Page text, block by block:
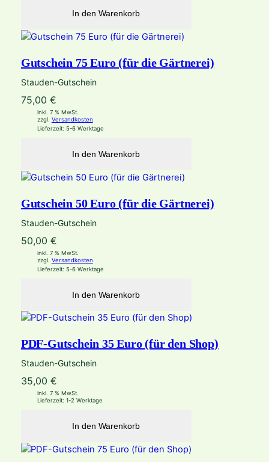
In den Warenkorb
Gutschein 75 Euro (für die Gärtnerei)
Stauden-Gutschein
75,00 €
inkl. 7 % MwSt.
zzgl. Versandkosten
Lieferzeit: 5-6 Werktage
In den Warenkorb
Gutschein 50 Euro (für die Gärtnerei)
Stauden-Gutschein
50,00 €
inkl. 7 % MwSt.
zzgl. Versandkosten
Lieferzeit: 5-6 Werktage
In den Warenkorb
PDF-Gutschein 35 Euro (für den Shop)
Stauden-Gutschein
35,00 €
inkl. 7 % MwSt.
Lieferzeit: 1-2 Werktage
In den Warenkorb